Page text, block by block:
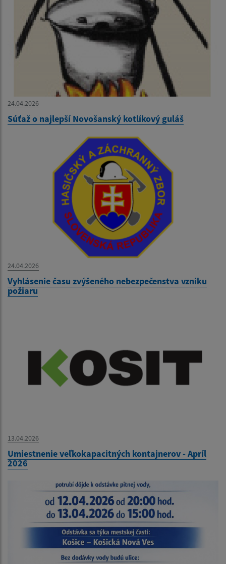
24.04.2026
Súťaž o najlepší Novošanský kotlíkový guláš
24.04.2026
Vyhlásenie času zvýšeného nebezpečenstva vzniku
požiaru
13.04.2026
Umiestnenie veľkokapacitných kontajnerov - Apríl
2026